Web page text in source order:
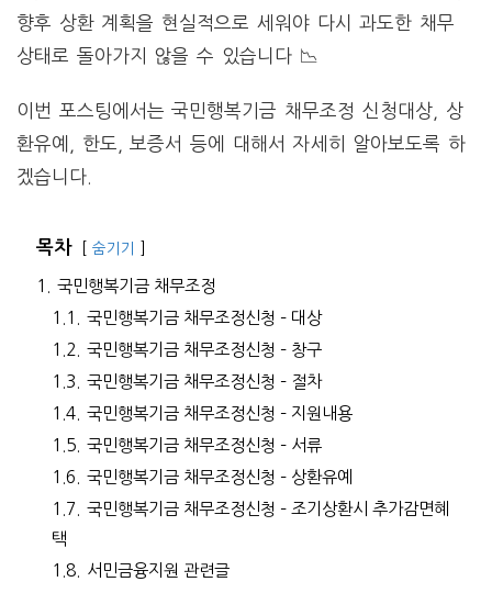
향후 상환 계획을 현실적으로 세워야 다시 과도한 채무
상태로 돌아가지 않을 수 있습니다 📉
이번 포스팅에서는 국민행복기금 채무조정 신청대상, 상
환유예, 한도, 보증서 등에 대해서 자세히 알아보도록 하
겠습니다.
목차 숨기기
1.
국민행복기금 채무조정
1.1.
국민행복기금 채무조정신청 – 대상
1.2.
국민행복기금 채무조정신청 – 창구
1.3.
국민행복기금 채무조정신청 – 절차
1.4.
국민행복기금 채무조정신청 – 지원내용
1.5.
국민행복기금 채무조정신청 – 서류
1.6.
국민행복기금 채무조정신청 – 상환유예
1.7.
국민행복기금 채무조정신청 – 조기상환시 추가감면혜
택
1.8.
서민금융지원 관련글